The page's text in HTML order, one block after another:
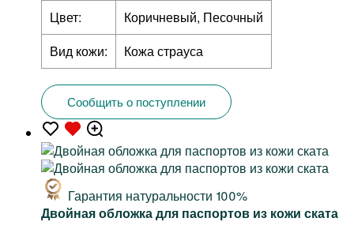
Цвет:
Коричневый, Песочный
Вид кожи:
Кожа страуса
Сообщить о поступлении
Гарантия натуральности 100%
Двойная обложка для паспортов из кожи ската